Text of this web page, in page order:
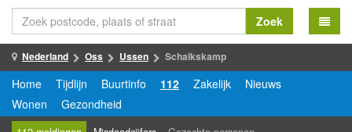
Zoek
Nederland Oss Ussen Schalkskamp
Home Tijdlijn Buurtinfo 112 Zakelijk
Nieuws
Wonen
Gezondheid